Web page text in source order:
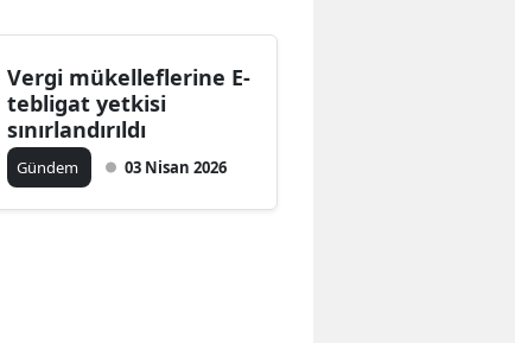
Vergi mükelleflerine E-
tebligat yetkisi
sınırlandırıldı
Gündem 03 Nisan 2026